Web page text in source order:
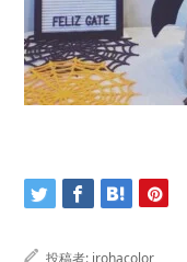
投稿者: irohacolor